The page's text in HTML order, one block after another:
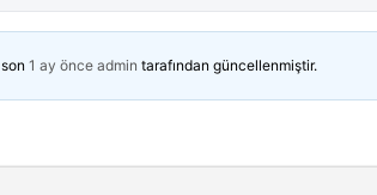
1 ay önce admin tarafından güncellenmiştir.